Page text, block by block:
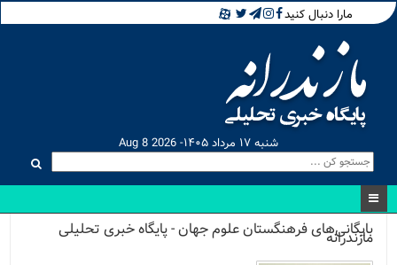
مارا دنبال کنید
شنبه ۱۷ مرداد ۱۴۰۵- Aug 8 2026
بایگانی‌های فرهنگستان علوم جهان - پایگاه خبری تحلیلی
مازندرانه